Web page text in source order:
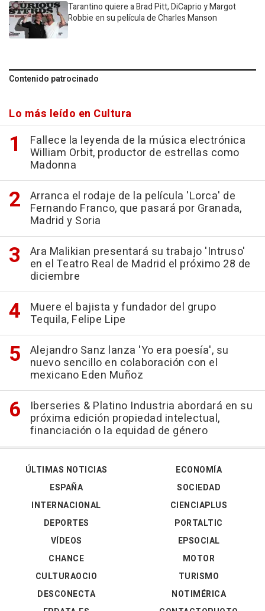
Tarantino quiere a Brad Pitt, DiCaprio y Margot
Robbie en su película de Charles Manson
Contenido patrocinado
Lo más leído en Cultura
Fallece la leyenda de la música electrónica
William Orbit, productor de estrellas como
Madonna
Arranca el rodaje de la película 'Lorca' de
Fernando Franco, que pasará por Granada,
Madrid y Soria
Ara Malikian presentará su trabajo 'Intruso'
en el Teatro Real de Madrid el próximo 28 de
diciembre
Muere el bajista y fundador del grupo
Tequila, Felipe Lipe
Alejandro Sanz lanza 'Yo era poesía', su
nuevo sencillo en colaboración con el
mexicano Eden Muñoz
Iberseries & Platino Industria abordará en su
próxima edición propiedad intelectual,
financiación o la equidad de género
ÚLTIMAS NOTICIAS
ESPAÑA
INTERNACIONAL
DEPORTES
VÍDEOS
ECONOMÍA
SOCIEDAD
CIENCIAPLUS
PORTALTIC
EPSOCIAL
CHANCE
CULTURAOCIO
DESCONECTA
MOTOR
TURISMO
NOTIMÉRICA